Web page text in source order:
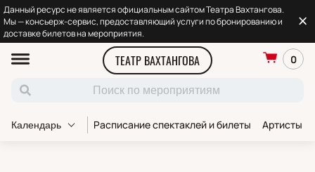
Данный ресурс не является официальным сайтом Театра Вахтангова.
Мы — консьерж-сервис, предоставляющий услуги по бронированию и
доставке билетов на мероприятия.
ТЕАТР ВАХТАНГОВА 0
Календарь Расписание спектаклей и билеты Артисты